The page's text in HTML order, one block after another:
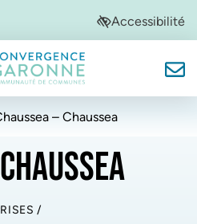
onglet)onglet)
un nouvel onglet)
un nouvel onglet)Accessibilité
Convergence Garonne
– Chaussea
/